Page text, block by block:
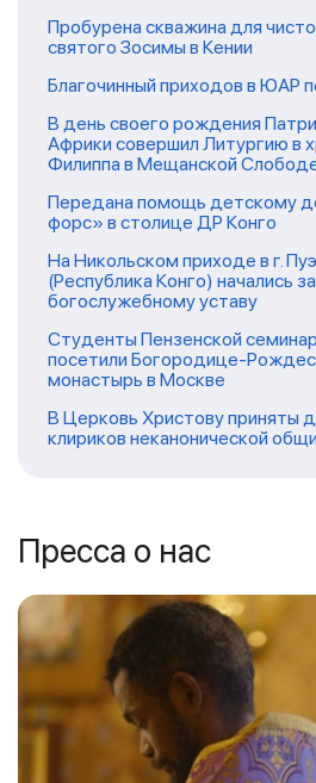
Пробурена скважина для
святого Зосимы в Кении
Благочинный приходов в ЮАР
В день своего рождения
Африки совершил Литургию в
Филиппа в Мещанской
Передана помощь детскому
форс» в столице ДР Конго
На Никольском приходе в г.
(Республика Конго) начались
богослужебному уставу
Студенты Пензенской
посетили Богородице-
монастырь в Москве
В Церковь Христову приняты
клириков неканонической
Пресса о нас